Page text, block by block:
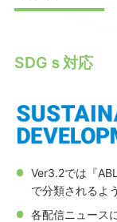
SDGｓ対応
Ver3.2では『
で分類されるよ
各配信ニュース